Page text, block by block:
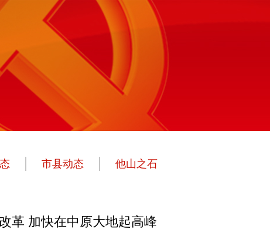
市县动态 他山之石
革 加快在中原大地起高峰